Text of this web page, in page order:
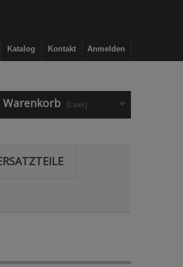
Anmelden
Kontakt
Katalog
Warenkorb (Leer)